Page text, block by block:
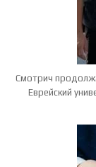
Смотрич
Еврейский